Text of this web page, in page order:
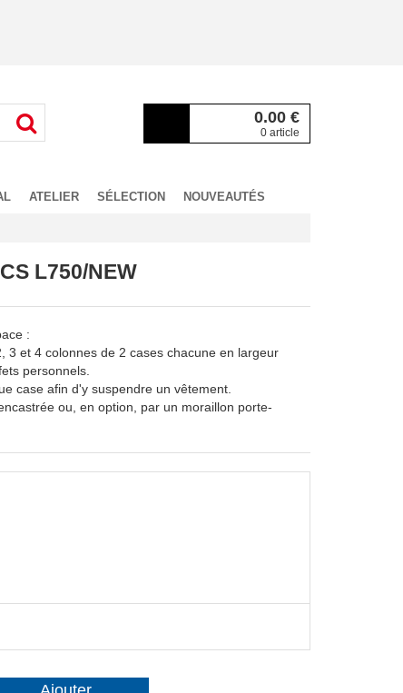
0.00 €
0 article
ATELIER SÉLECTION NOUVEAUTÉS
L750/NEW
:
3 et 4 colonnes de 2 cases chacune en largeur
personnels.
case afin d'y suspendre un vêtement.
ou, en option, par un moraillon porte-